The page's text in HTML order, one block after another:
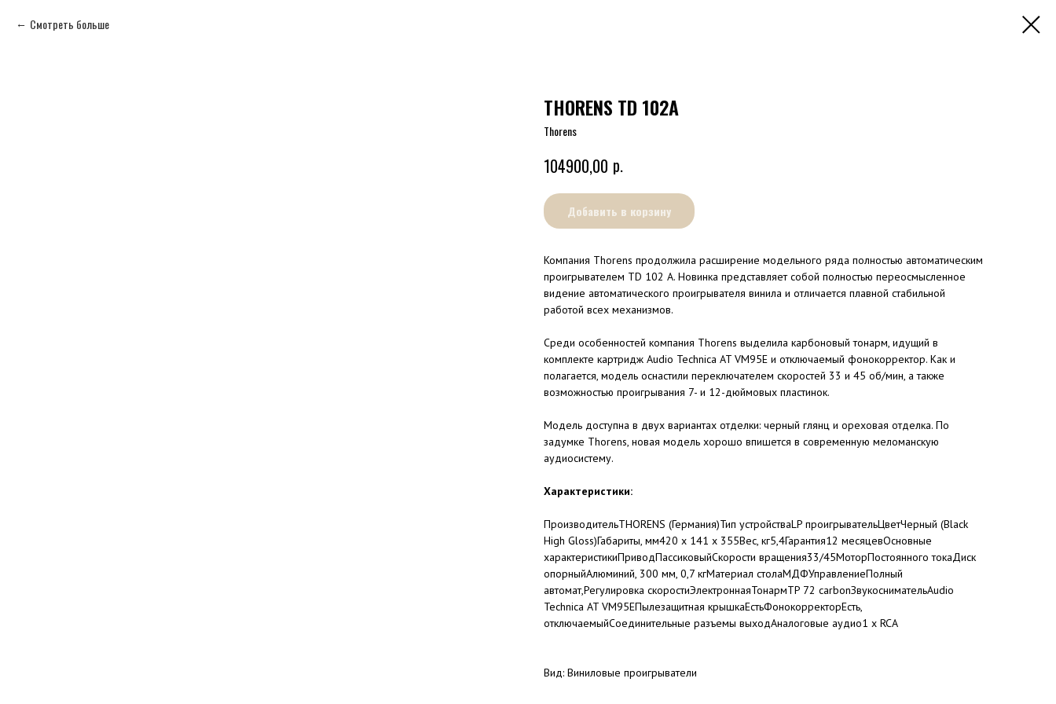
Смотреть больше
THORENS TD 102A
Thorens
104900,00 р.
Добавить в корзину
Компания Thorens продолжила расширение модельного ряда полностью автоматическим
проигрывателем TD 102 A. Новинка представляет собой полностью переосмысленное
видение автоматического проигрывателя винила и отличается плавной стабильной
работой всех механизмов.
Среди особенностей компания Thorens выделила карбоновый тонарм, идущий в
комплекте картридж Audio Technica AT VM95E и отключаемый фонокорректор. Как и
полагается, модель оснастили переключателем скоростей 33 и 45 об/мин, а также
возможностью проигрывания 7- и 12-дюймовых пластинок.
Модель доступна в двух вариантах отделки: черный глянц и ореховая отделка. По
задумке Thorens, новая модель хорошо впишется в современную меломанскую
аудиосистему.
Характеристики:
ПроизводительTHORENS (Германия)Тип устройстваLP проигрывательЦветЧерный (Black
High Gloss)Габариты, мм420 x 141 x 355Вес, кг5,4Гарантия12 месяцевОсновные
характеристикиПриводПассиковыйСкорости вращения33/45МоторПостоянного токаДиск
опорныйАлюминий, 300 мм, 0,7 кгМатериал столаМДФУправлениеПолный
автомат,Регулировка скоростиЭлектроннаяТонармTP 72 carbonЗвукоснимательAudio
Technica AT VM95EПылезащитная крышкаЕстьФонокорректорЕсть,
отключаемыйСоединительные разъемы выходАналоговые аудио1 х RCA
Вид: Виниловые проигрыватели